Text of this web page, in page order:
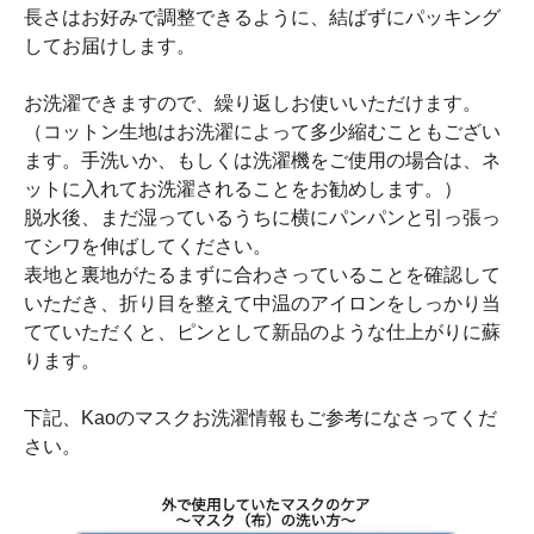
長さはお好みで調整できるように、結ばずにパッキング
してお届けします。
お洗濯できますので、繰り返しお使いいただけます。
（コットン生地はお洗濯によって多少縮むこともござい
ます。手洗いか、もしくは洗濯機をご使用の場合は、ネ
ットに入れてお洗濯されることをお勧めします。）
脱水後、まだ湿っているうちに横にパンパンと引っ張っ
てシワを伸ばしてください。
表地と裏地がたるまずに合わさっていることを確認して
いただき、折り目を整えて中温のアイロンをしっかり当
てていただくと、ピンとして新品のような仕上がりに蘇
ります。
下記、Kaoのマスクお洗濯情報もご参考になさってくだ
さい。